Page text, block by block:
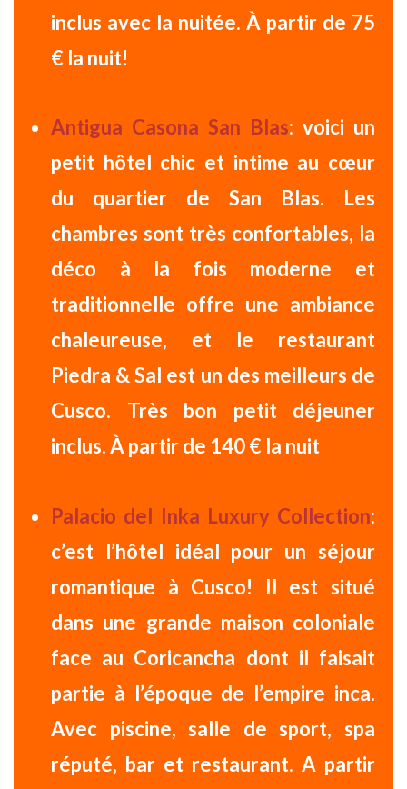
inclus avec la nuitée. À partir de 75
€ la nuit!
Antigua Casona San Blas: voici un
petit hôtel chic et intime au cœur
du quartier de San Blas. Les
chambres sont très confortables, la
déco à la fois moderne et
traditionnelle offre une ambiance
chaleureuse, et le restaurant
Piedra & Sal est un des meilleurs de
Cusco. Très bon petit déjeuner
inclus.À partir de 140 € la nuit
Palacio del Inka Luxury Collection:
c’est l’hôtel idéal pour un séjour
romantique à Cusco! Il est situé
dans une grande maison coloniale
face au Coricancha dont il faisait
partie à l’époque de l’empire inca.
Avec piscine, salle de sport, spa
réputé, bar et restaurant. A partir